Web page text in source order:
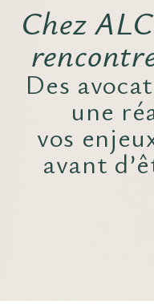
Chez
Des
une
vos
avant